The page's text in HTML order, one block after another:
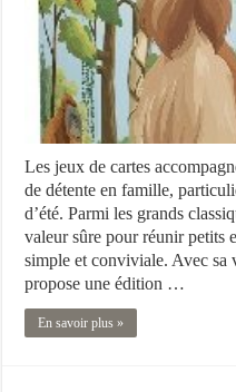
Les jeux de cartes
de détente en famille,
d’été. Parmi les grands
valeur sûre pour réunir petits
simple et conviviale. Avec sa
propose une édition …
En savoir plus »